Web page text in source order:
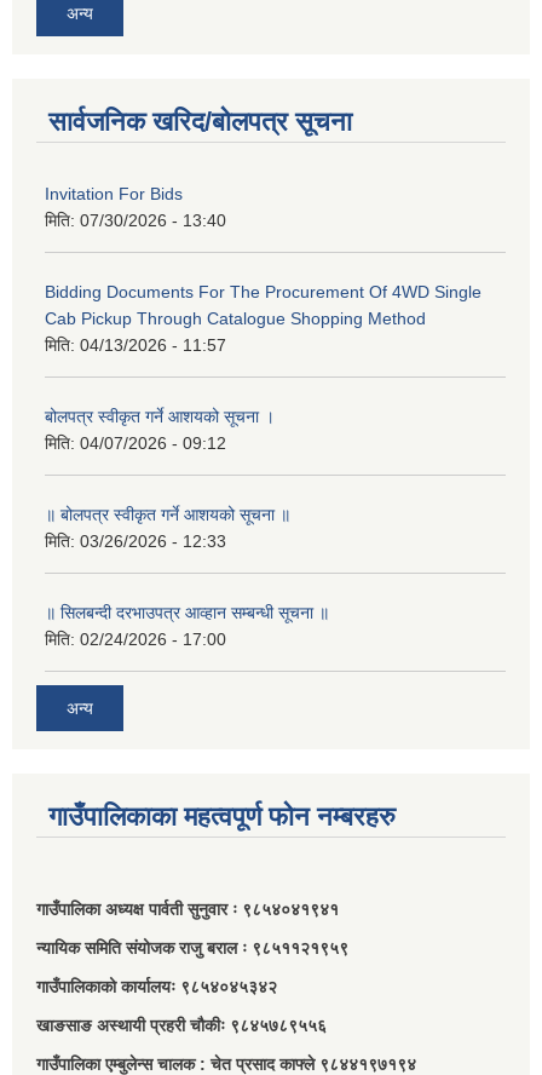
अन्य
सार्वजनिक खरिद/बोलपत्र सूचना
Invitation For Bids
मिति: 07/30/2026 - 13:40
Bidding Documents For The Procurement Of 4WD Single
Cab Pickup Through Catalogue Shopping Method
मिति: 04/13/2026 - 11:57
बोलपत्र स्वीकृत गर्ने आशयको सूचना ।
मिति: 04/07/2026 - 09:12
॥ बोलपत्र स्वीकृत गर्ने आशयको सूचना ॥
मिति: 03/26/2026 - 12:33
॥ सिलबन्दी दरभाउपत्र आव्हान सम्बन्धी सूचना ॥
मिति: 02/24/2026 - 17:00
अन्य
गाउँपालिकाका महत्वपूर्ण फोन नम्बरहरु
गाउँपालिका अध्यक्ष पार्वती सुनुवार ः ९८५४०४१९४१
न्यायिक समिति संयोजक राजु बराल ः ९८५११२१९५९
गाउँपालिकाको कार्यालयः ९८५४०४५३४२
खाङसाङ अस्थायी प्रहरी चौकीः ९८४५७८९५५६
गाउँपालिका एम्बुलेन्स चालक : चेत प्रसाद काफ्ले ९८४४१९७१९४